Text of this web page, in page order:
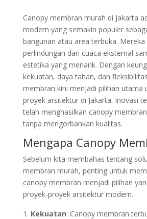
Canopy membran murah di Jakarta
modern yang semakin populer
bangunan atau area terbuka.
perlindungan dari cuaca eksternal
estetika yang menarik. Dengan
kekuatan, daya tahan, dan
membran kini menjadi pilihan utama
proyek arsitektur di Jakarta. Inovasi
telah menghasilkan canopy
tanpa mengorbankan kualitas.
Mengapa Canopy
Sebelum kita membahas tentang
membran murah, penting untuk
canopy membran menjadi pilihan
proyek-proyek arsitektur modern.
Kekuatan: Canopy membran